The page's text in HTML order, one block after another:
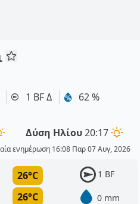
1 BF Δ 62 %
Δύση Ηλίου20:17
ενημέρωση 16:08 Παρ 07 Αυγ, 2026
26°C
26°C
1 BF
0 mm